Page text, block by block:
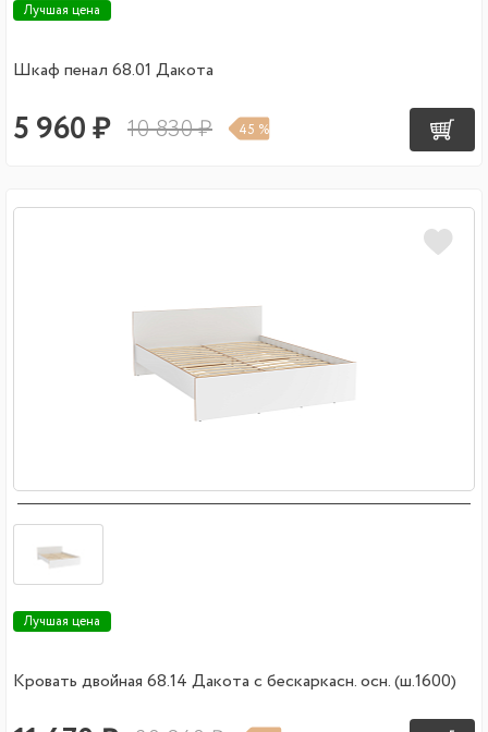
Лучшая цена
Шкаф пенал 68.01 Дакота
5 960 ₽ 10 830 ₽ 45 %
Лучшая цена
Кровать двойная 68.14 Дакота с бескаркасн. осн. (ш.1600)